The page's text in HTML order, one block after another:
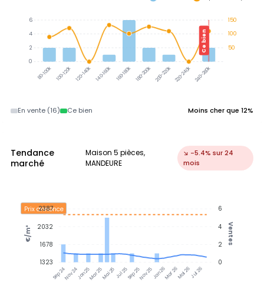
80-100k 100-120k 120-140k 140-160k 160-180k 180-200k 200-220k 220-240k 240-260k
Ce bien
150
100
50
6
4
2
0
En vente (16) Ce bien Moins cher que 12%
Tendance
marché
Maison 5 pièces,
MANDEURE
↘ -5.4% sur 24
mois
Sep 24Nov 24Jan 25Mar 25Mai 25Jul 25Sep 25Nov 25Jan 26Mar 26Mai 26Jul 26
Prix annonce 6
4
2
0
Ventes
2387
2032
1678
1323
€/m²